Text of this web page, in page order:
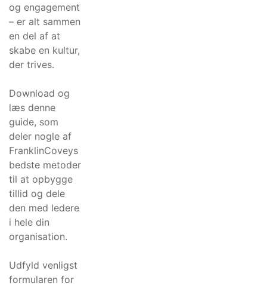
og engagement
– er alt sammen
en del af at
skabe en kultur,
der trives.
Download og
læs denne
guide, som
deler nogle af
FranklinCoveys
bedste metoder
til at opbygge
tillid og dele
den med ledere
i hele din
organisation.
Udfyld venligst
formularen for